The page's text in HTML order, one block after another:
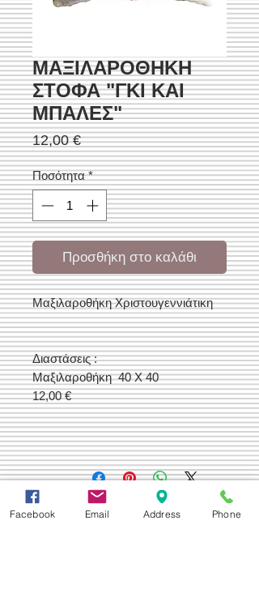
ΜΑΞΙΛΑΡΟΘΗΚΗ
ΣΤΟΦΑ "ΓΚΙ ΚΑΙ
ΜΠΑΛΕΣ"
12,00 €Τιμή
Ποσότητα *
Προσθήκη στο καλάθι
Μαξιλαροθήκη Χριστουγεννιάτικη
Διαστάσεις :
Μαξιλαροθήκη 40 Χ 40
12,00 €
Δεχόμαστε
Facebook Email Address Phone